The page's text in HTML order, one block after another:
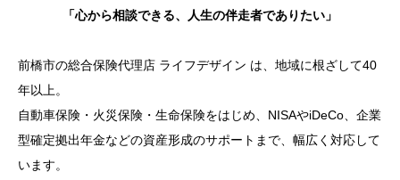
「心から相談できる、人生の伴走者でありたい」
前橋市の総合保険代理店 ライフデザイン は、地域に根ざして40
年以上。
自動車保険・火災保険・生命保険をはじめ、NISAやiDeCo、企業
型確定拠出年金などの資産形成のサポートまで、幅広く対応して
います。